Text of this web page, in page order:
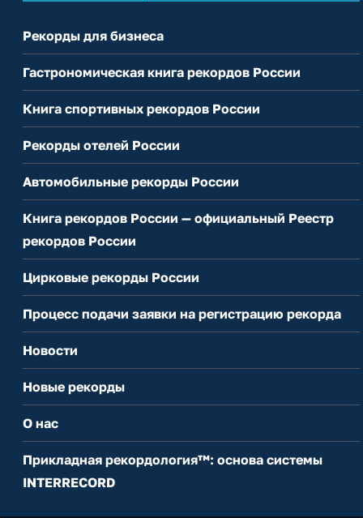
Рекорды для бизнеса
Гастрономическая книга рекордов России
Книга спортивных рекордов России
Рекорды отелей России
Автомобильные рекорды России
Книга рекордов России — официальный Реестр
рекордов России
Цирковые рекорды России
Процесс подачи заявки на регистрацию рекорда
Новости
Новые рекорды
О нас
Прикладная рекордология™: основа системы
INTERRECORD